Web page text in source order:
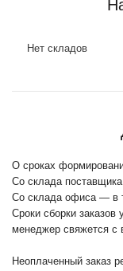
Нет складов
О сроках
Со склада
Со склада офиса — в
Сроки сборки заказов
менеджер свяжется с
Неоплаченный заказ